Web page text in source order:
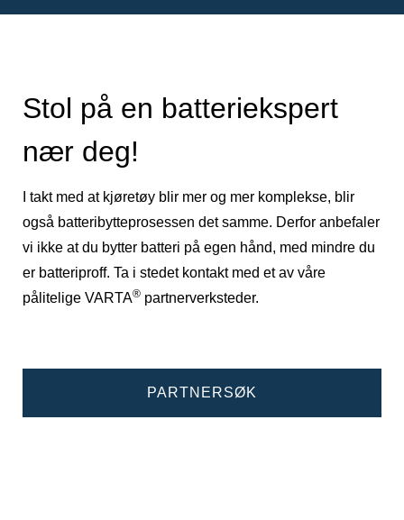
Stol på en batteriekspert
nær deg!
I takt med at kjøretøy blir mer og mer komplekse, blir
også batteribytteprosessen det samme. Derfor anbefaler
vi ikke at du bytter batteri på egen hånd, med mindre du
er batteriproff. Ta i stedet kontakt med et av våre
pålitelige VARTA® partnerverksteder.
PARTNERSØK